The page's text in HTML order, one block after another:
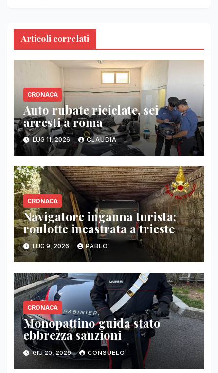
Articoli correlati
CRONACA
Auto rubate riciclate, sei
arresti a roma
LUG 11, 2026 CLAUDIA
CRONACA
Navigatore inganna turista:
roulotte incastrata a trieste
LUG 9, 2026 PABLO
CRONACA
Monopattino guida stato
ebbrezza sanzioni
GIU 20, 2026 CONSUELO